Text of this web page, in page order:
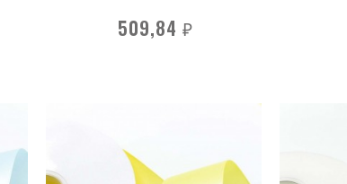
509,84 ₽